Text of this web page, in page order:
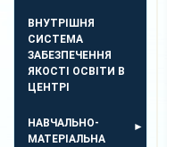
ВНУТРІШНЯ
СИСТЕМА
ЗАБЕЗПЕЧЕННЯ
ЯКОСТІ ОСВІТИ В
ЦЕНТРІ
НАВЧАЛЬНО-
МАТЕРІАЛЬНА